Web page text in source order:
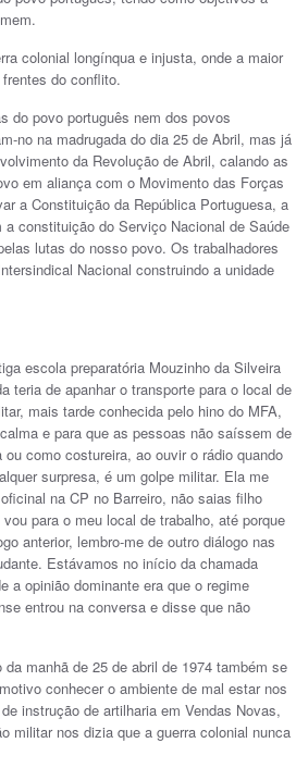
colonial longínqua e injusta, onde a maior
do conflito.
do povo português nem dos povos
no na madrugada do dia 25 de Abril, mas já
da Revolução de Abril, calando as
em aliança com o Movimento das Forças
a Constituição da República Portuguesa, a
constituição do Serviço Nacional de Saúde
lutas do nosso povo. Os trabalhadores
Nacional construindo a unidade
escola preparatória Mouzinho da Silveira
teria de apanhar o transporte para o local de
mais tarde conhecida pelo hino do MFA,
e para que as pessoas não saíssem de
como costureira, ao ouvir o rádio quando
surpresa, é um golpe militar. Ela me
na CP no Barreiro, não saias filho
para o meu local de trabalho, até porque
anterior, lembro-me de outro diálogo nas
Estávamos no início da chamada
a opinião dominante era que o regime
entrou na conversa e disse que não
manhã de 25 de abril de 1974 também se
conhecer o ambiente de mal estar nos
instrução de artilharia em Vendas Novas,
militar nos dizia que a guerra colonial nunca